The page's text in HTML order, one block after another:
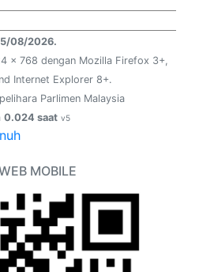
08/2026.
x 768 dengan Mozilla Firefox 3+,
Internet Explorer 8+.
Parlimen Malaysia
0.024 saat v5
MOBILE